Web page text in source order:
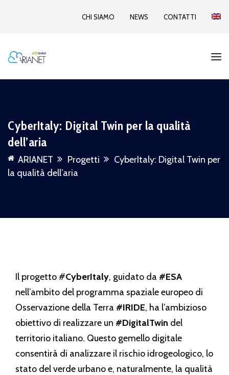
CHI SIAMO NEWS CONTATTI
CyberItaly: Digital Twin per la qualità
dell’aria
ARIANET Progetti
CyberItaly: Digital Twin per
la qualità dell’aria
Il progetto #CyberItaly, guidato da #ESA
nell’ambito del programma spaziale europeo di
Osservazione della Terra #IRIDE, ha l’ambizioso
obiettivo di realizzare un #DigitalTwin del
territorio italiano. Questo gemello digitale
consentirà di analizzare il rischio idrogeologico, lo
stato del verde urbano e, naturalmente, la qualità